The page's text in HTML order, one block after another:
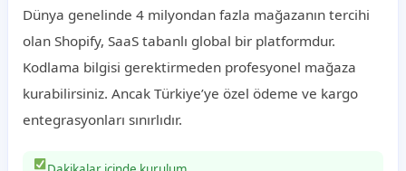
Dünya genelinde 4 milyondan fazla mağazanın tercihi
olan Shopify, SaaS tabanlı global bir platformdur.
Kodlama bilgisi gerektirmeden profesyonel mağaza
kurabilirsiniz. Ancak Türkiye’ye özel ödeme ve kargo
entegrasyonları sınırlıdır.